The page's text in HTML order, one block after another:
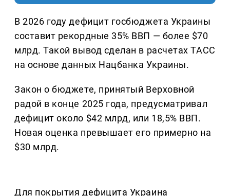
В 2026 году дефицит госбюджета Украины
составит рекордные 35% ВВП — более $70
млрд. Такой вывод сделан в расчетах ТАСС
на основе данных Нацбанка Украины.
Закон о бюджете, принятый Верховной
радой в конце 2025 года, предусматривал
дефицит около $42 млрд, или 18,5% ВВП.
Новая оценка превышает его примерно на
$30 млрд.
Для покрытия дефицита Украина